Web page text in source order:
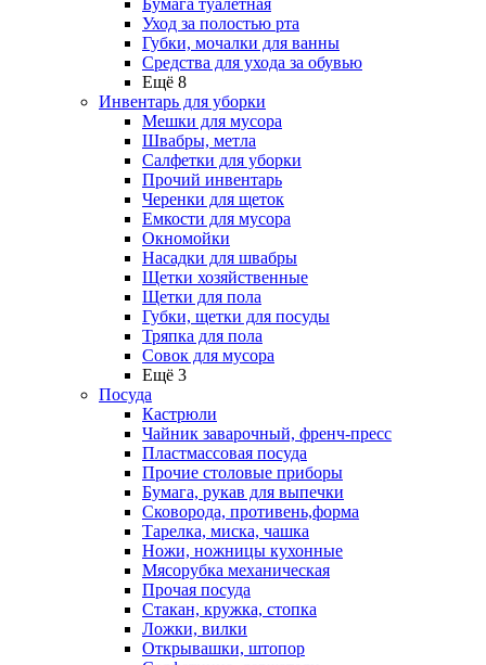
Бумага туалетная
Уход за полостью рта
Губки, мочалки для ванны
Средства для ухода за обувью
Ещё 8
Инвентарь для уборки
Мешки для мусора
Швабры, метла
Салфетки для уборки
Прочий инвентарь
Черенки для щеток
Емкости для мусора
Окномойки
Насадки для швабры
Щетки хозяйственные
Щетки для пола
Губки, щетки для посуды
Тряпка для пола
Совок для мусора
Ещё 3
Посуда
Кастрюли
Чайник заварочный, френч-пресс
Пластмассовая посуда
Прочие столовые приборы
Бумага, рукав для выпечки
Сковорода, противень,форма
Тарелка, миска, чашка
Ножи, ножницы кухонные
Мясорубка механическая
Прочая посуда
Стакан, кружка, стопка
Ложки, вилки
Открывашки, штопор